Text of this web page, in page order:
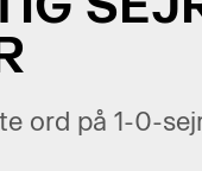
ord på 1-0-